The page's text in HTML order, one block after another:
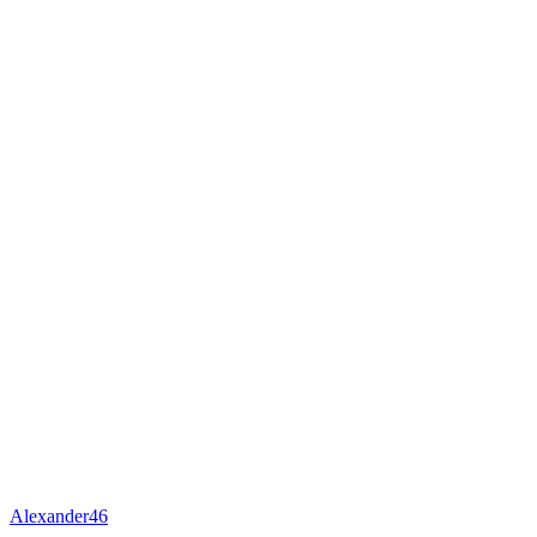
Alexander46